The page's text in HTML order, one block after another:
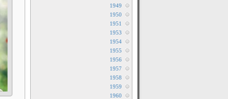
1949
1950
1951
1953
1954
1955
1956
1957
1958
1959
1960